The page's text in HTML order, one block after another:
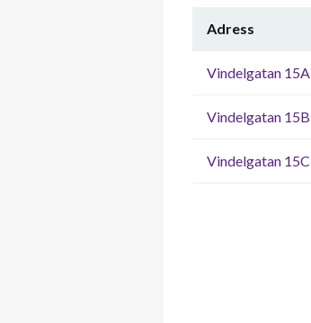
Adress
Vindelgatan 15A
Vindelgatan 15B
Vindelgatan 15C